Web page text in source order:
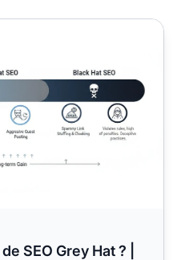
Hat ? | FAQ
SEO Grey Hat ? |